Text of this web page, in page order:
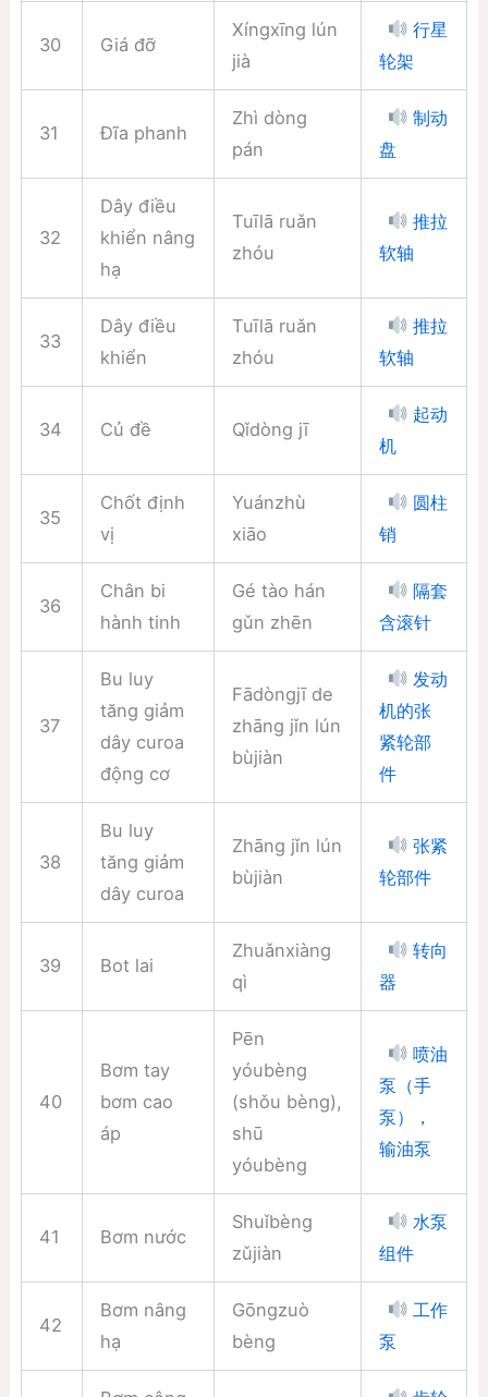
30 Giá đỡ
Xíngxīng lún
jià
行星
轮架
31 Đĩa phanh
Zhì dòng
pán
制动
盘
32
Dây điều
khiển nâng
hạ
Tuīlā ruǎn
zhóu
推拉
软轴
33
Dây điều
khiển
Tuīlā ruǎn
zhóu
推拉
软轴
34 Củ đề Qǐdòng jī
起动
机
35
Chốt định
vị
Yuánzhù
xiāo
圆柱
销
36
Chân bi
hành tinh
Gé tào hán
gǔn zhēn
隔套
含滚针
37
Bu luy
tăng giảm
dây curoa
động cơ
Fādòngjī de
zhāng jǐn lún
bùjiàn
发动
机的张
紧轮部
件
38
Bu luy
tăng giảm
dây curoa
Zhāng jǐn lún
bùjiàn
张紧
轮部件
39 Bot lai
Zhuǎnxiàng
qì
转向
器
40
Bơm tay
bơm cao
áp
Pēn
yóubèng
(shǒu bèng),
shū
yóubèng
喷油
泵（手
泵），
输油泵
41 Bơm nước
Shuǐbèng
zǔjiàn
水泵
组件
42
Bơm nâng
hạ
Gōngzuò
bèng
工作
泵